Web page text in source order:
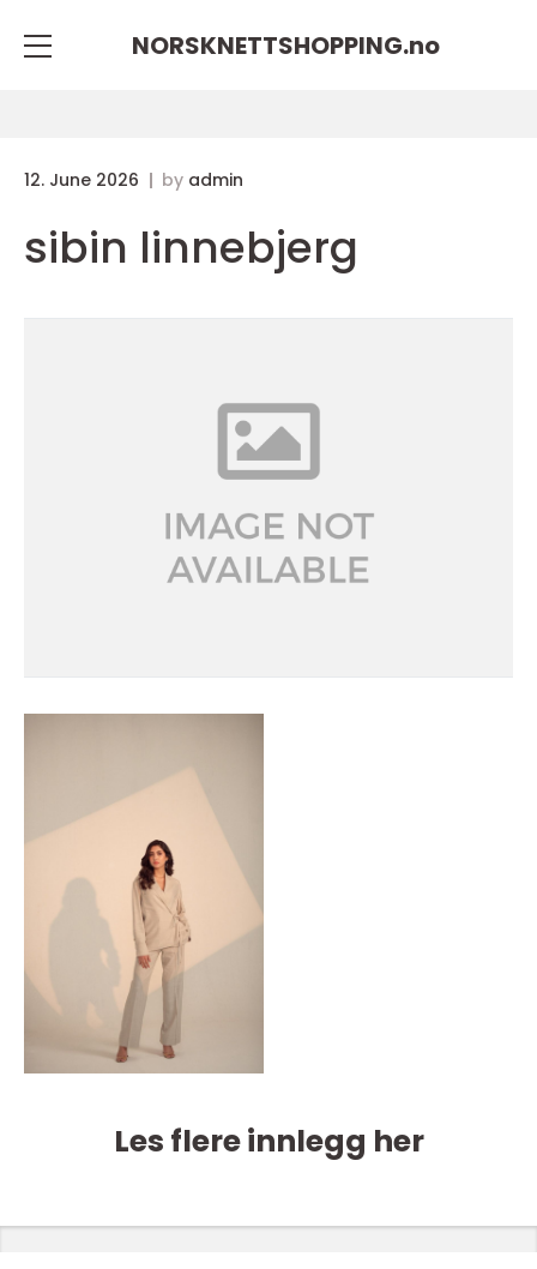
NORSKNETTSHOPPING.no
12. June 2026 by admin
sibin linnebjerg
Les flere innlegg her